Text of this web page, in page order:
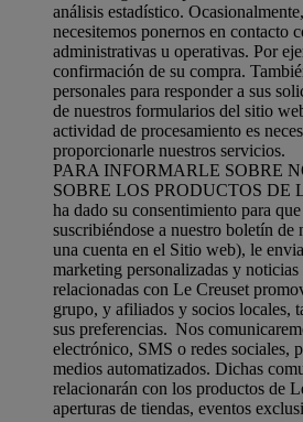
análisis estadístico.
necesitemos ponernos en contacto
administrativas u operativas. Por
confirmación de su compra.
personales para responder a sus
de nuestros formularios del sitio
actividad de procesamiento es
proporcionarle nuestros servicios.
PARA INFORMARLE SOBRE
SOBRE LOS PRODUCTOS DE
ha dado su consentimiento para
suscribiéndose a nuestro boletín de
una cuenta en el Sitio web), le
marketing personalizadas y
relacionadas con Le Creuset
grupo, y afiliados y socios locales,
sus preferencias. Nos
electrónico, SMS o redes sociales,
medios automatizados. Dichas
relacionarán con los productos de
aperturas de tiendas, eventos